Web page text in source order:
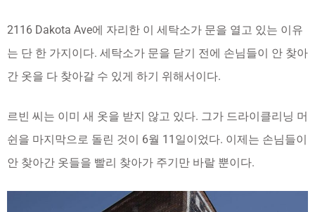
2116 Dakota Ave에 자리한 이 세탁소가 문을 열고 있는 이유
는 단 한 가지이다. 세탁소가 문을 닫기 전에 손님들이 안 찾아
간 옷을 다 찾아갈 수 있게 하기 위해서이다.
르빈 씨는 이미 새 옷을 받지 않고 있다. 그가 드라이클리닝 머
쉰을 마지막으로 돌린 것이 6월 11일이었다. 이제는 손님들이
안 찾아간 옷들을 빨리 찾아가 주기만 바랄 뿐이다.